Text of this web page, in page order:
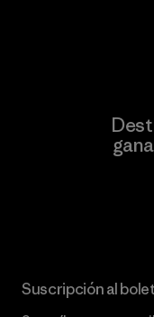
Suscripción al